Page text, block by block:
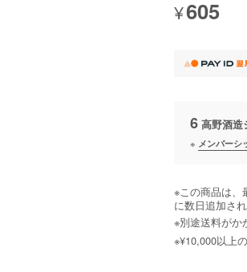
¥605
6 高野酒造
※ メンバーシ
※この商品は、
に数日追加さ
※別途送料がか
※¥10,000以上